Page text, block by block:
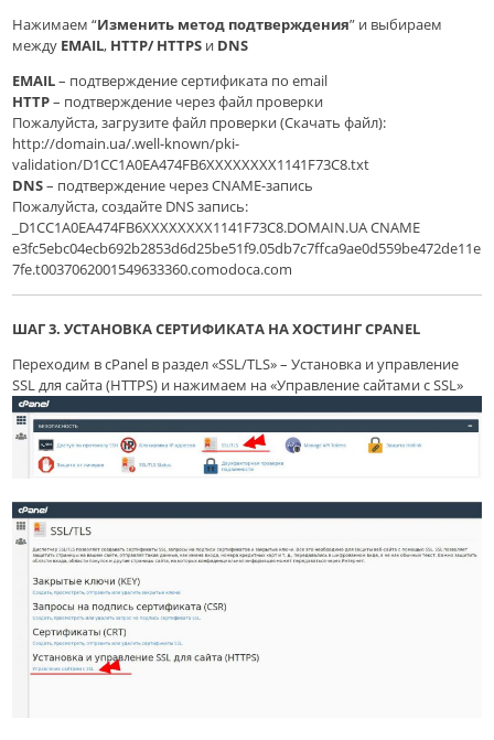
Нажимаем “Изменить метод подтверждения” и выбираем
между EMAIL, HTTP/ HTTPS и DNS
EMAIL– подтверждение сертификата по email
HTTP– подтверждение через файл проверки
Пожалуйста, загрузите файл проверки (Скачать файл):
httр://domain.ua/.well-known/pki-
validation/D1CC1A0EA474FB6XXXXXXXX1141F73C8.txt
DNS– подтверждение через CNAME-запись
Пожалуйста, создайте DNS запись:
_D1CC1A0EA474FB6XXXXXXXX1141F73C8.DOMAIN.UA CNAME
e3fc5ebc04ecb692b2853d6d25be51f9.05db7c7ffca9ae0d559be472de11e
7fe.t0037062001549633360.comodoca.сom
ШАГ 3.УСТАНОВКА СЕРТИФИКАТА НА ХОСТИНГ CPANEL
Переходим в cPanel в раздел «SSL/TLS» – Установка и управление
SSL для сайта (HTTPS) и нажимаем на «Управление сайтами с SSL»